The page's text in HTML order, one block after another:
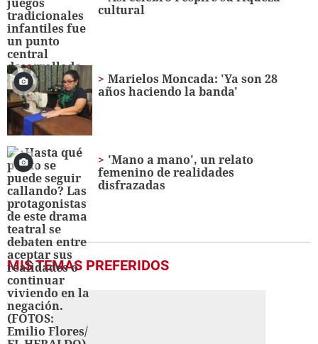
cultural
Marielos Moncada: 'Ya son 28
años haciendo la banda'
'Mano a mano', un relato
femenino de realidades
disfrazadas
MIS TEMAS PREFERIDOS